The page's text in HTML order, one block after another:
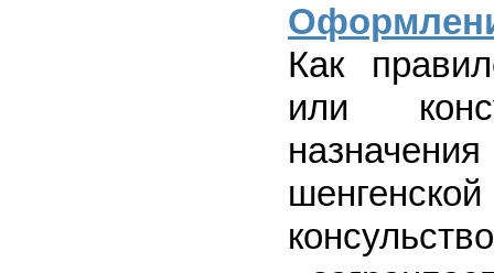
Как
или